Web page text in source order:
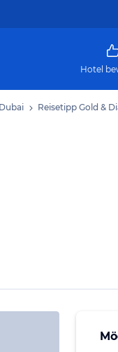
Hotel
Reisetipp Gold &